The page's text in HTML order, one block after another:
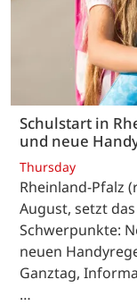
Schulstart in
und neue
Thursday
Rheinland-Pfalz
August, setzt
Schwerpunkte:
neuen
Ganztag,
…